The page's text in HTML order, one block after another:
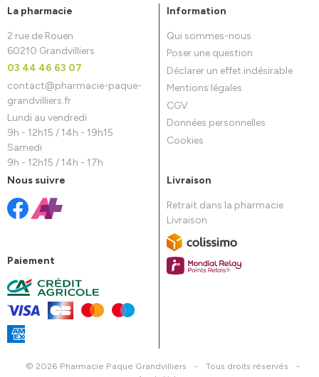
La pharmacie
2 rue de Rouen
60210 Grandvilliers
03 44 46 63 07
contact@pharmacie-paque-
grandvilliers.fr
Lundi au vendredi
9h - 12h15 / 14h - 19h15
Samedi
9h - 12h15 / 14h - 17h
Information
Qui sommes-nous
Poser une question
Déclarer un effet indésirable
Mentions légales
CGV
Données personnelles
Cookies
Nous suivre
Paiement
Livraison
Retrait dans la pharmacie
Livraison
© 2026 Pharmacie Paque Grandvilliers - Tous droits réservés
-